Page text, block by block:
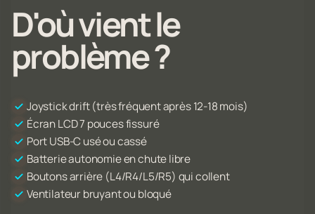
D'où vient le
problème ?
Joystick drift (très fréquent après 12-18 mois)
Écran LCD 7 pouces fissuré
Port USB-C usé ou cassé
Batterie autonomie en chute libre
Boutons arrière (L4/R4/L5/R5) qui collent
Ventilateur bruyant ou bloqué